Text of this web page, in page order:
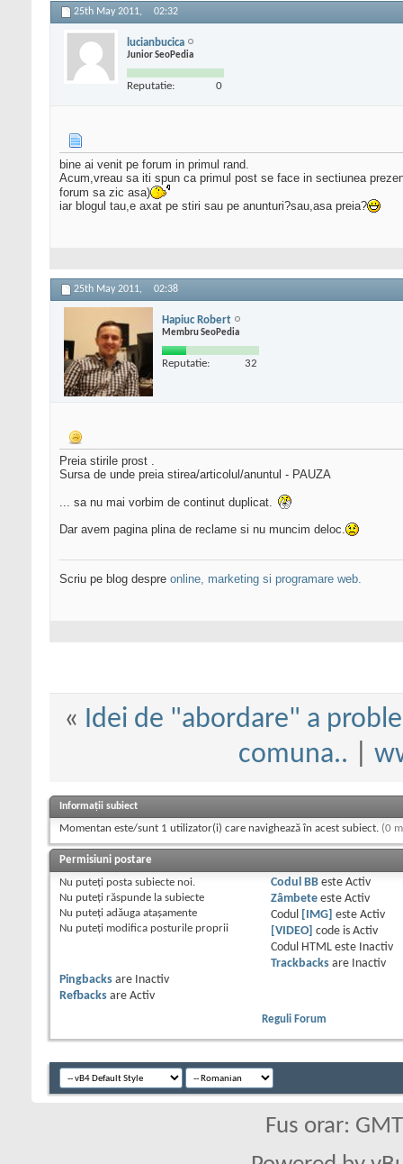
25th May 2011, 02:32
lucianbucica
Junior SeoPedia
Reputatie: 0
bine ai venit pe forum in primul rand.
Acum,vreau sa iti spun ca primul post se face in sectiunea
forum sa zic asa)
iar blogul tau,e axat pe stiri sau pe anunturi?sau,asa preia?
25th May 2011, 02:38
Hapiuc Robert
Membru SeoPedia
Reputatie: 32
Preia stirile prost .
Sursa de unde preia stirea/articolul/anuntul - PAUZA
... sa nu mai vorbim de continut duplicat.
Dar avem pagina plina de reclame si nu muncim deloc.
Scriu pe blog despre online, marketing si programare web.
« Idei de "abordare" a
comuna..
Informații subiect
Momentan este/sunt 1 utilizator(i) care navighează în acest subiect. (0
Permisiuni postare
Nu puteţi posta subiecte noi.
Nu puteţi răspunde la subiecte
Nu puteţi adăuga ataşamente
Nu puteţi modifica posturile proprii
Codul BBeste Activ
Zâmbeteeste Activ
Codul
[IMG] este Activ
[VIDEO]
code is Activ
Codul HTML este
Inactiv
Trackbacksare
Inactiv
Pingbacks are
Inactiv
Refbacks are Activ
Reguli Forum
Fus orar: